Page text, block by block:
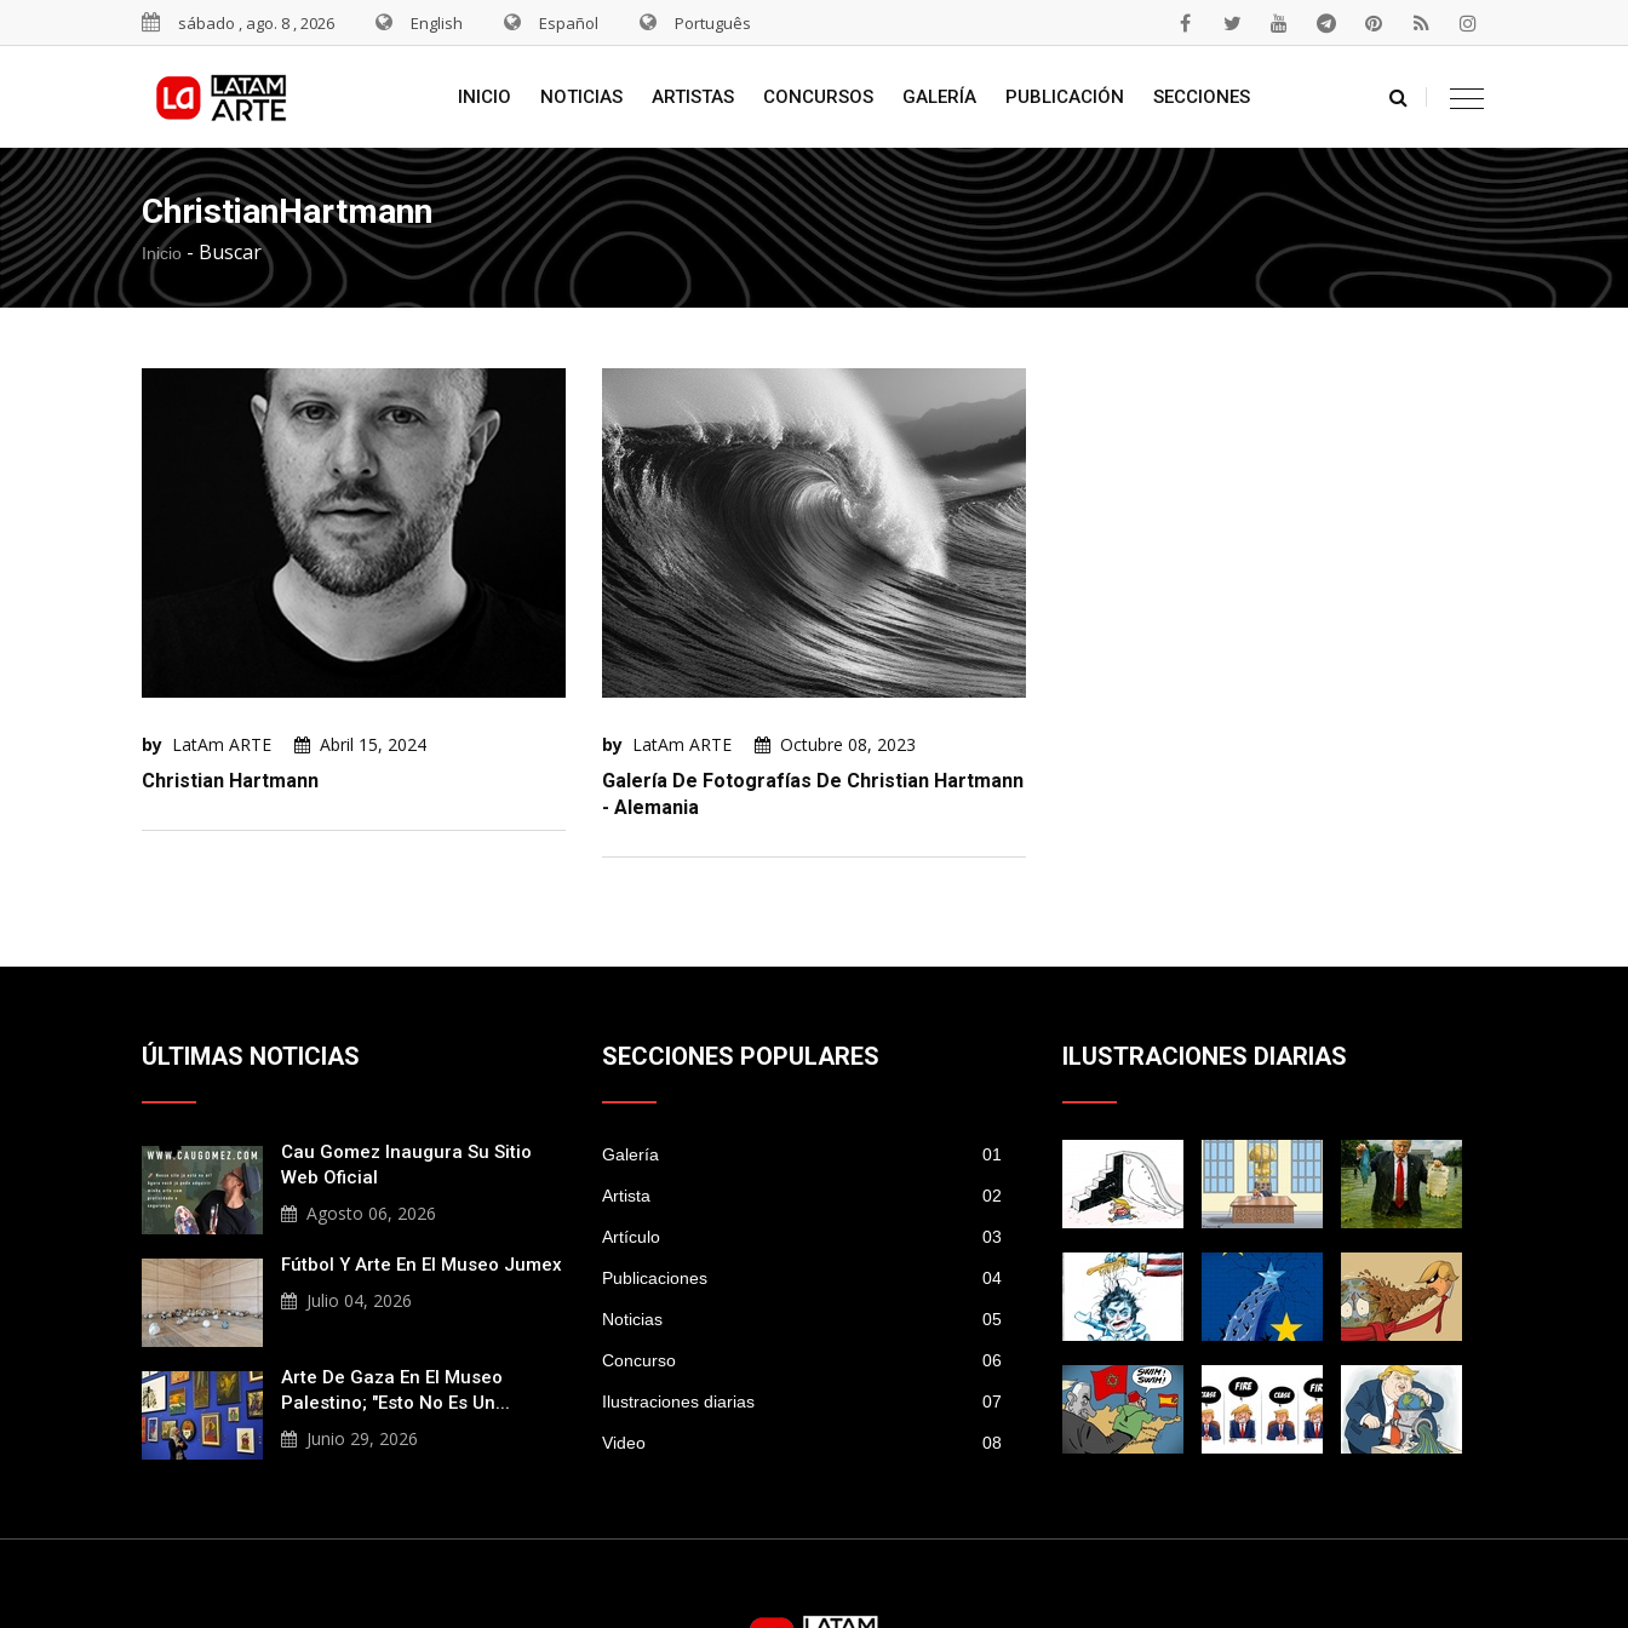
sábado , ago. 8 , 2026 English Español Português
INICIO NOTICIAS ARTISTAS CONCURSOS GALERÍA PUBLICACIÓN SECCIONES
ChristianHartmann
Inicio - Buscar
by LatAm ARTE
Abril 15, 2024
Christian Hartmann
by LatAm ARTE
Octubre 08, 2023
Galería De Fotografías De Christian Hartmann
- Alemania
ÚLTIMAS NOTICIAS
Cau Gomez Inaugura Su Sitio
Web Oficial
Agosto 06, 2026
Fútbol Y Arte En El Museo Jumex
Julio 04, 2026
Arte De Gaza En El Museo
Palestino; "Esto No Es Un...
Junio 29, 2026
SECCIONES POPULARES
Galería 01
Artista 02
Artículo 03
Publicaciones 04
Noticias 05
Concurso 06
Ilustraciones diarias 07
Video 08
ILUSTRACIONES DIARIAS